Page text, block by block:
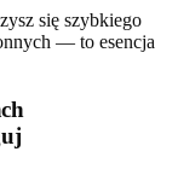
się szybkiego
— to esencja